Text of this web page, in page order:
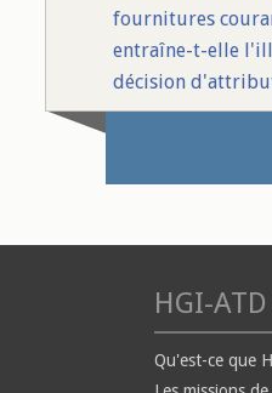
fournitures
entraîne-t-elle
décision
HGI-ATD
Qu'est-ce que